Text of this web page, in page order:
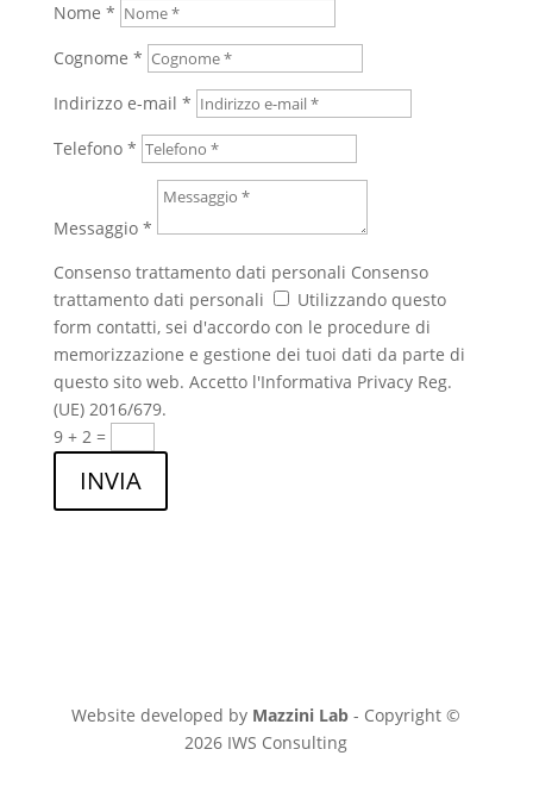
Nome *
Cognome *
Indirizzo e-mail *
Telefono *
Messaggio *
Consenso trattamento dati personali Consenso
trattamento dati personali
Utilizzando questo
form contatti, sei d'accordo con le procedure di
memorizzazione e gestione dei tuoi dati da parte di
questo sito web. Accetto l'Informativa Privacy Reg.
(UE) 2016/679.
9 + 2=
INVIA
Website developed by Mazzini Lab - Copyright ©
2026 IWS Consulting